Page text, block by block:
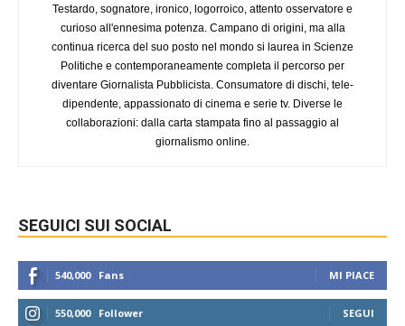
Testardo, sognatore, ironico, logorroico, attento osservatore e
curioso all'ennesima potenza. Campano di origini, ma alla
continua ricerca del suo posto nel mondo si laurea in Scienze
Politiche e contemporaneamente completa il percorso per
diventare Giornalista Pubblicista. Consumatore di dischi, tele-
dipendente, appassionato di cinema e serie tv. Diverse le
collaborazioni: dalla carta stampata fino al passaggio al
giornalismo online.
SEGUICI SUI SOCIAL
540,000 Fans MI PIACE
550,000 Follower SEGUI